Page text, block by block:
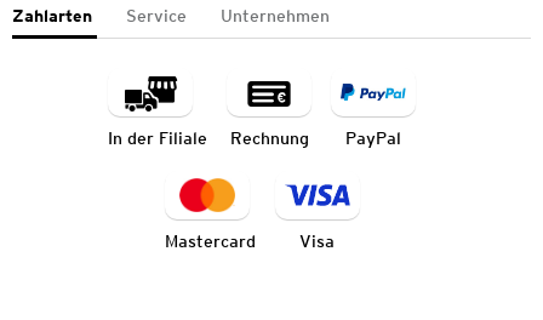
Zahlarten Service Unternehmen
In der Filiale Rechnung PayPal
Mastercard Visa